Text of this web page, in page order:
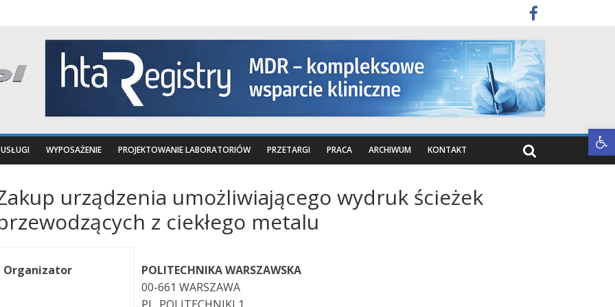
Otwórz pasek narzędzi
USŁUGI WYPOSAŻENIE PROJEKTOWANIE LABORATORIÓW PRZETARGI PRACA ARCHIWUM KONTAKT
urządzenia umożliwiającego wydruk ścieżek
z ciekłego metalu
Organizator
POLITECHNIKA WARSZAWSKA
00-661 WARSZAWA